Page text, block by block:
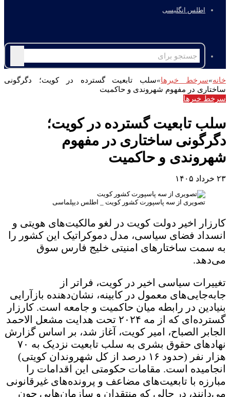
اطلس انگلیسی
برای
خانه»سرخط خبرها»سلب تابعیت گسترده در کویت؛ دگرگونی
ساختاری در مفهوم شهروندی و حاکمیت
سرخط خبرها
سلب تابعیت گسترده در کویت؛
دگرگونی ساختاری در مفهوم
شهروندی و حاکمیت
۲۳ خرداد ۱۴۰۵
تصویری از سه پاسپورت کشور کویت _ اطلس دیپلماسی
کارزار اخیر دولت کویت در لغو مالکیت‌های هویتی و
انسداد فضای سیاسی، مدل دموکراتیک این کشور را
به سمت ساختارهای امنیتی خلیج فارس سوق
می‌دهد.
تغییرات سیاسی اخیر در کویت، فراتر از
جابه‌جایی‌های معمول در کابینه، نشان‌دهنده بازآرایی
بنیادین در رابطه میان حاکمیت و جامعه است. کارزار
گسترده‌ای که از مه ۲۰۲۴ تحت هدایت مشعل الاحمد
الجابر الصباح، امیر کویت، آغاز شد، بر اساس گزارش
نهادهای حقوق بشری به سلب تابعیت نزدیک به ۷۰
هزار نفر (حدود ۱۶ درصد از کل شهروندان کویتی)
انجامیده است. مقامات حکومتی این اقدامات را
مبارزه با تابعیت‌های مضاعف و پرونده‌های غیرقانونی
می‌دانند، در حالی که منتقدان و سازمان‌هایی چون